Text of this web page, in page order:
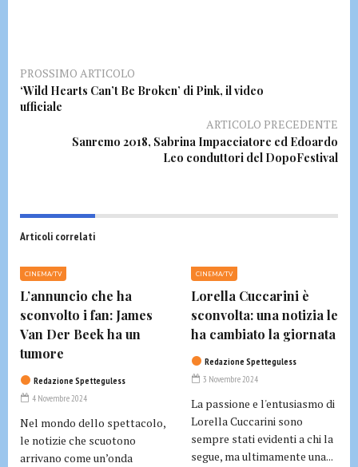
PROSSIMO ARTICOLO
‘Wild Hearts Can’t Be Broken’ di Pink, il video
ufficiale
ARTICOLO PRECEDENTE
Sanremo 2018, Sabrina Impacciatore ed Edoardo
Leo conduttori del DopoFestival
Articoli correlati
CINEMA/TV
L’annuncio che ha
sconvolto i fan: James
Van Der Beek ha un
tumore
Redazione Spetteguless
4 Novembre 2024
Nel mondo dello spettacolo,
le notizie che scuotono
arrivano come un’onda
CINEMA/TV
Lorella Cuccarini è
sconvolta: una notizia le
ha cambiato la giornata
Redazione Spetteguless
3 Novembre 2024
La passione e l'entusiasmo di
Lorella Cuccarini sono
sempre stati evidenti a chi la
segue, ma ultimamente una...